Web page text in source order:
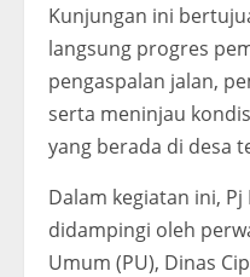
Kunjungan ini
langsung progres
pengaspalan jalan,
serta meninjau
yang berada di desa
Dalam kegiatan ini,
didampingi oleh
Umum (PU), Dinas